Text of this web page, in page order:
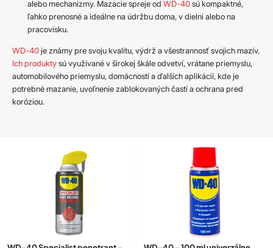
alebo mechanizmy. Mazacie spreje od WD-40sú kompaktné,
ľahko prenosné a ideálne na údržbu doma, v dielni alebo na
pracovisku.
WD-40je známy pre svoju kvalitu, výdrž a všestrannosť svojich mazív.
Ich produktysú využívané v širokej škále odvetví, vrátane priemyslu,
automobilového priemyslu, domácností a ďalších aplikácií, kde je
potrebné mazanie, uvoľnenie zablokovaných častí a ochrana pred
koróziou.